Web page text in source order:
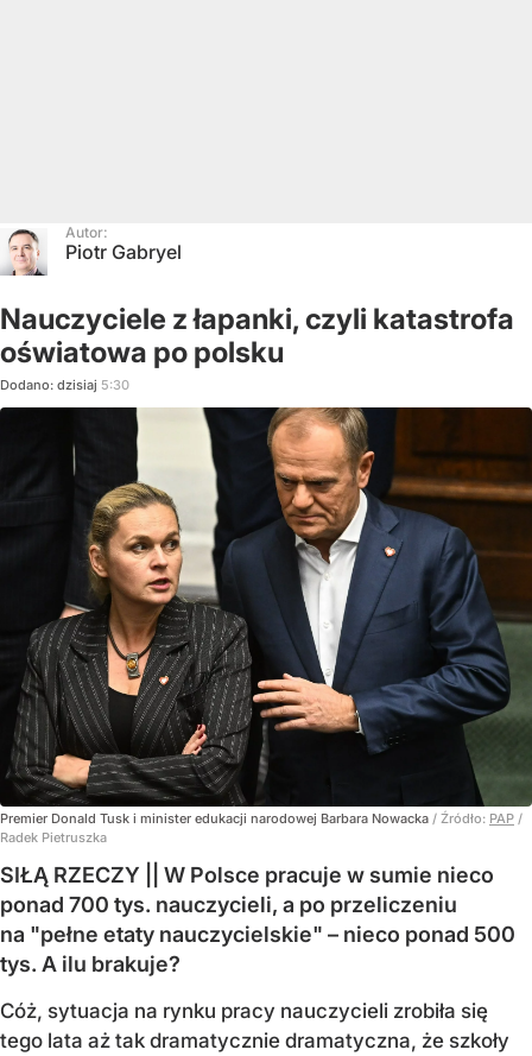
Autor:
Piotr Gabryel
Nauczyciele z łapanki, czyli katastrofa
oświatowa po polsku
Dodano: dzisiaj 5:30
Premier Donald Tusk i minister edukacji narodowej Barbara Nowacka / Źródło: PAP /
Radek Pietruszka
SIŁĄ RZECZY || W Polsce pracuje w sumie nieco
ponad 700 tys. nauczycieli, a po przeliczeniu
na "pełne etaty nauczycielskie" – nieco ponad 500
tys. A ilu brakuje?
Cóż, sytuacja na rynku pracy nauczycieli zrobiła się
tego lata aż tak dramatycznie dramatyczna, że szkoły